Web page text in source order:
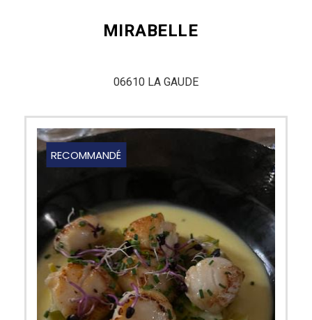
RECOMMANDÉ
MIRABELLE
06610 LA GAUDE